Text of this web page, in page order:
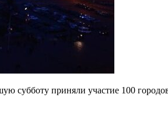
субботу приняли участие 100